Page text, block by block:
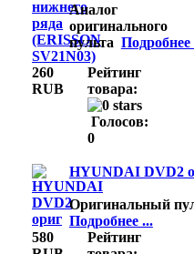
Аналог
оригинального
пульта Подробнее
260
RUB
Рейтинг
товара:
Голосов:
0
HYUNDAI DVD2
Оригинальный
Подробнее ...
580
Рейтинг